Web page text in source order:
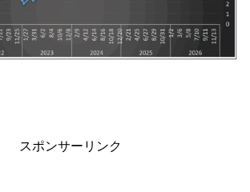
スポンサーリンク